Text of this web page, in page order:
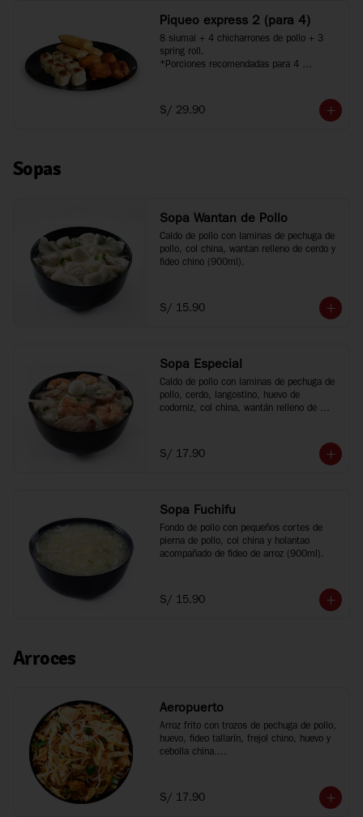
Piqueo express 2 (para 4)
8 siumai + 4 chicharrones de pollo + 3
spring roll.
*Porciones recomendadas para 4
S/ 29.90
Sopas
Sopa Wantan de Pollo
Caldo de pollo con laminas de pechuga de
pollo, col china, wantan relleno de cerdo y
fideo chino (900ml).
S/ 15.90
Sopa Especial
Caldo de pollo con laminas de pechuga de
pollo, cerdo, langostino, huevo de
codorniz, col china, wantán relleno de
S/ 17.90
Sopa Fuchifu
Fondo de pollo con pequeños cortes de
pierna de pollo, col china y holantao
acompañado de fideo de arroz (900ml).
S/ 15.90
Arroces
Aeropuerto
Arroz frito con trozos de pechuga de pollo,
huevo, fideo tallarín, frejol chino, huevo y
cebolla china.
*Fotos referenciales
S/ 17.90